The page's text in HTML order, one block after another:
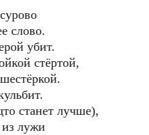
слово.
убит.
стёртой,
станет лучше),
из лужи